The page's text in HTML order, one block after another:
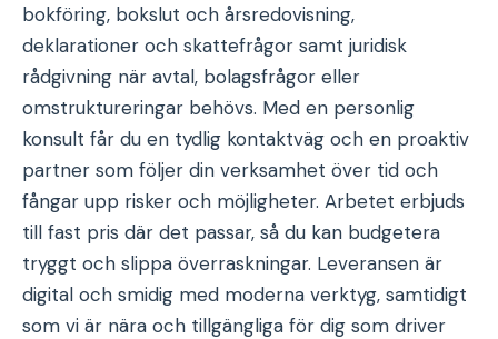
bokföring, bokslut och årsredovisning,
deklarationer och skattefrågor samt juridisk
rådgivning när avtal, bolagsfrågor eller
omstruktureringar behövs. Med en personlig
konsult får du en tydlig kontaktväg och en proaktiv
partner som följer din verksamhet över tid och
fångar upp risker och möjligheter. Arbetet erbjuds
till fast pris där det passar, så du kan budgetera
tryggt och slippa överraskningar. Leveransen är
digital och smidig med moderna verktyg, samtidigt
som vi är nära och tillgängliga för dig som driver